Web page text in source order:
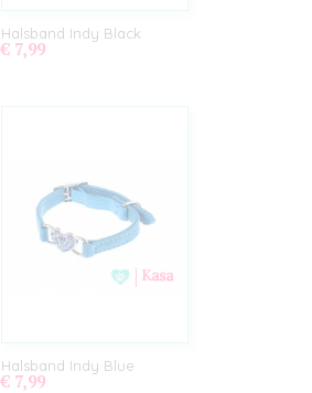
Halsband Indy Black
€ 7,99
Halsband Indy Blue
€ 7,99